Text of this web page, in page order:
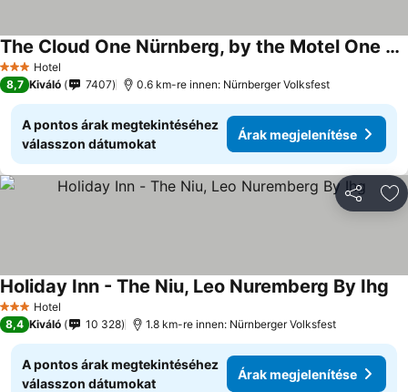
3 Kategória
Hotel
The Cloud One Nürnberg, by the Motel One Group
Árak megjelenítése
8,7 Kiváló 7407 0.6 km-re innen: Nürnberger Volksfest
A pontos árak megtekintéséhez
válasszon dátumokat
Árak megjelenítése
3 Kategória
Hotel
Holiday Inn - The Niu, Leo Nuremberg By Ihg
8,4 Kiváló 10 328 1.8 km-re innen: Nürnberger Volksfest
A pontos árak megtekintéséhez
válasszon dátumokat
Árak megjelenítése